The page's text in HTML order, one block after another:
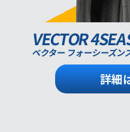
VECTOR
ベクター フォーシーズン
詳細